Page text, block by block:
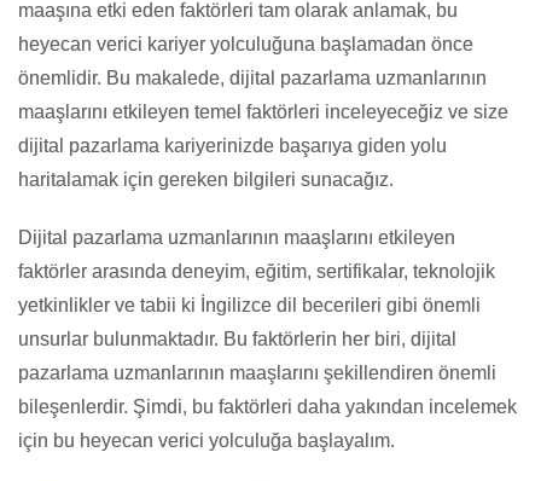
maaşına etki eden faktörleri tam olarak anlamak, bu
heyecan verici kariyer yolculuğuna başlamadan önce
önemlidir. Bu makalede, dijital pazarlama uzmanlarının
maaşlarını etkileyen temel faktörleri inceleyeceğiz ve size
dijital pazarlama kariyerinizde başarıya giden yolu
haritalamak için gereken bilgileri sunacağız.
Dijital pazarlama uzmanlarının maaşlarını etkileyen
faktörler arasında deneyim, eğitim, sertifikalar, teknolojik
yetkinlikler ve tabii ki İngilizce dil becerileri gibi önemli
unsurlar bulunmaktadır. Bu faktörlerin her biri, dijital
pazarlama uzmanlarının maaşlarını şekillendiren önemli
bileşenlerdir. Şimdi, bu faktörleri daha yakından incelemek
için bu heyecan verici yolculuğa başlayalım.